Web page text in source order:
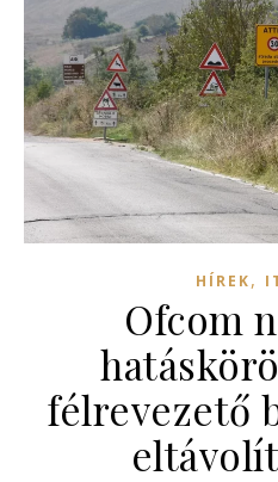
HÍREK,
Ofcom
félrevezető